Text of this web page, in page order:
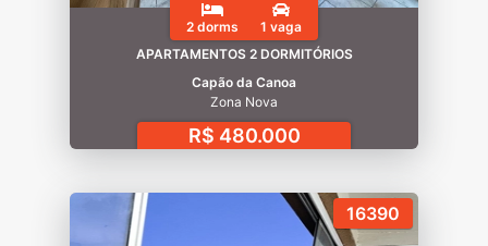
2 dorms
1 vaga
APARTAMENTOS 2 DORMITÓRIOS
Capão da Canoa
Zona Nova
R$ 480.000
16390